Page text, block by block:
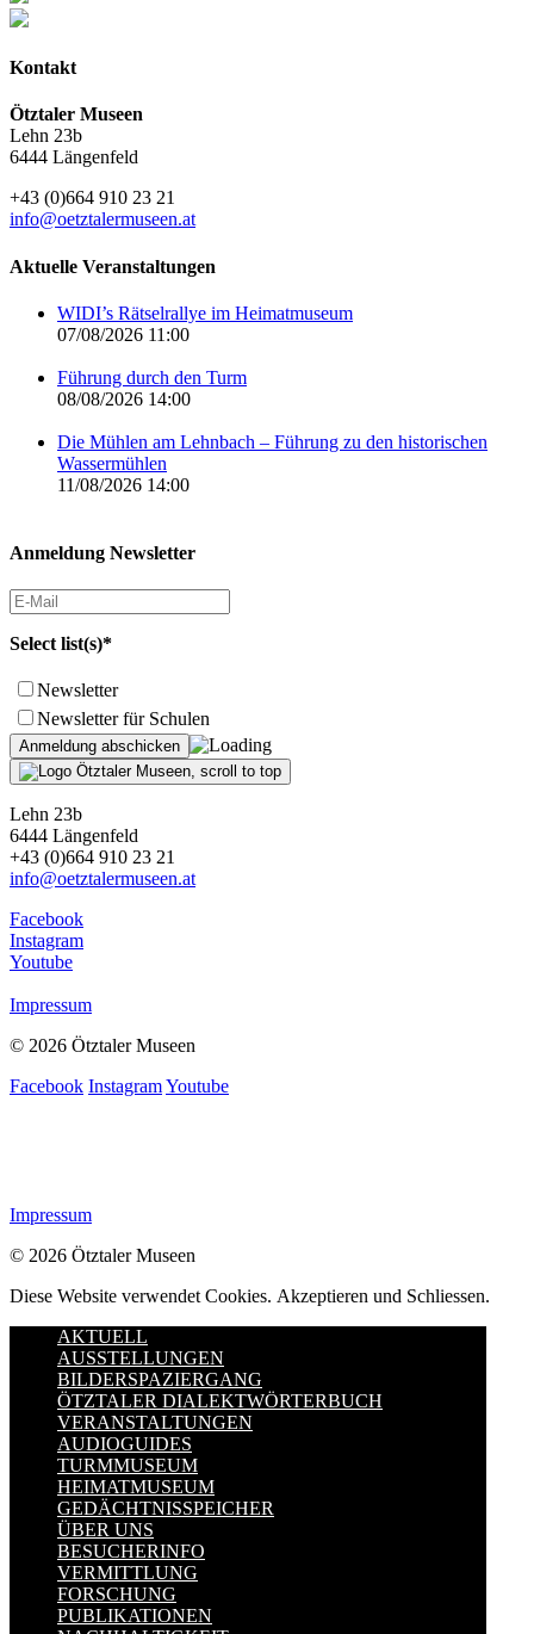
Kontakt
Ötztaler Museen
Lehn 23b
6444 Längenfeld
+43 (0)664 910 23 21
info@oetztalermuseen.at
Aktuelle Veranstaltungen
WIDI’s Rätselrallye im Heimatmuseum
07/08/2026 11:00
Führung durch den Turm
08/08/2026 14:00
Die Mühlen am Lehnbach – Führung zu den historischen
Wassermühlen
11/08/2026 14:00
Anmeldung Newsletter
Select list(s)*
Newsletter
Newsletter für Schulen
Lehn 23b
6444 Längenfeld
+43 (0)664 910 23 21
info@oetztalermuseen.at
Facebook
Instagram
Youtube
Impressum
© 2026 Ötztaler Museen
Facebook InstagramYoutube
Impressum
© 2026 Ötztaler Museen
Diese Website verwendet Cookies. Akzeptieren und Schliessen.
AKTUELL
AUSSTELLUNGEN
BILDERSPAZIERGANG
ÖTZTALER DIALEKTWÖRTERBUCH
VERANSTALTUNGEN
AUDIOGUIDES
TURMMUSEUM
HEIMATMUSEUM
GEDÄCHTNISSPEICHER
ÜBER UNS
BESUCHERINFO
VERMITTLUNG
FORSCHUNG
PUBLIKATIONEN